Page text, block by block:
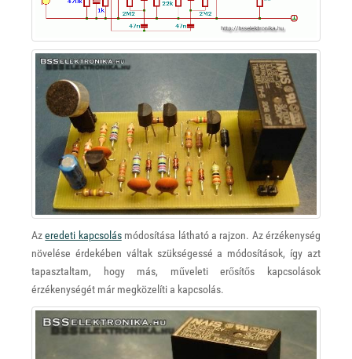
Azeredeti kapcsolásmódosítása látható a rajzon. Az érzékenység
növelése érdekében váltak szükségessé a módosítások, így azt
tapasztaltam, hogy más, műveleti erősítős kapcsolások
érzékenységét már megközelíti a kapcsolás.